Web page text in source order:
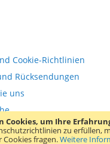
Cookies, um Ihre
zu erfüllen,
fragen.Weitere
Cookie-Richtlinien
Rücksendungen
uns
present Magento, Inc. All rights